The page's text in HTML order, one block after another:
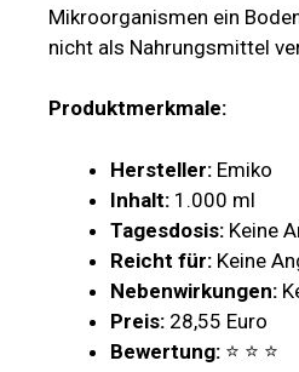
Mikroorganismen ein
nicht als Nahrungsmittel
Produktmerkmale:
Hersteller: Emiko
Inhalt: 1.000 ml
Tagesdosis: Keine
Reicht für: Keine
Nebenwirkungen:
Preis: 28,55 Euro
Bewertung: ⭐ ⭐ ⭐